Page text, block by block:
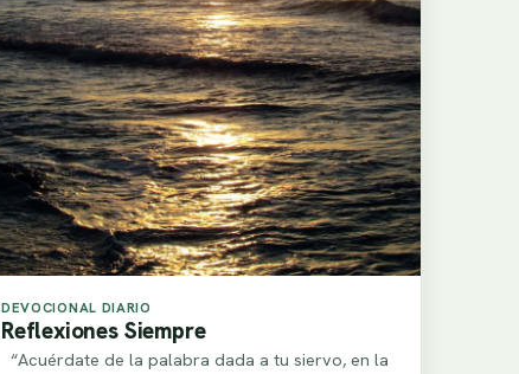
DEVOCIONAL DIARIO
Reflexiones Siempre
“Acuérdate de la palabra dada a tu siervo, en la